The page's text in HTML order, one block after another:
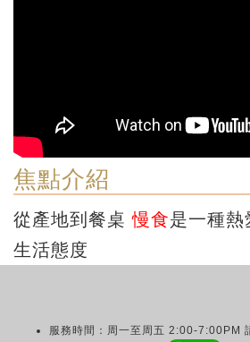
焦點介紹
從產地到餐桌慢食是一種熱
生活態度
服務時間：周一至周五 2:00-7:00PM